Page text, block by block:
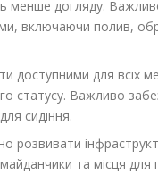
менше догляду.
включаючи полив,
доступними для всіх
статусу. Важливо
сидіння.
розвивати
та місця для